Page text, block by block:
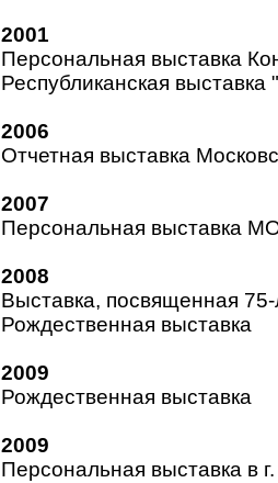
2001
Персональная выставка
Республиканская
2006
Отчетная выставка
2007
Персональная выставка
2008
Выставка, посвященная
Рождественная выставка
2009
Рождественная выставка
2009
Персональная выставка в